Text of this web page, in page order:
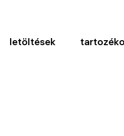
letöltések